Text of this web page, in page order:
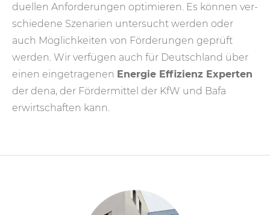
duellen Anfor­derungen opti­mieren. Es können ver­
schiedene Szena­rien unter­sucht werden oder
auch Möglich­keiten von Förder­ungen ge­prüft
werden. Wir ver­fügen auch für Deutsch­land über
einen ein­ge­tragenen Energie Effizienz Experten
der dena, der Förder­mittel der KfW und Bafa
erwirt­schaften kann.